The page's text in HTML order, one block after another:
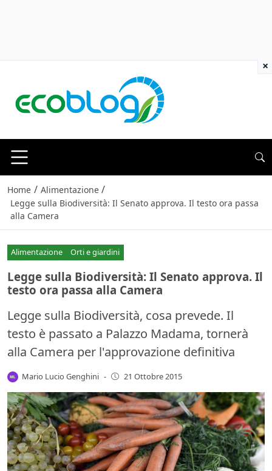
Home / Alimentazione /
Legge sulla Biodiversità: Il Senato approva. Il testo ora passa
alla Camera
Alimentazione Orti e giardini
Legge sulla Biodiversità: Il Senato approva. Il
testo ora passa alla Camera
Legge sulla Biodiversità, cosa prevede. Il
testo è passato a Palazzo Madama, tornerà
alla Camera per l'approvazione definitiva
Mario Lucio Genghini - 21 Ottobre 2015
×